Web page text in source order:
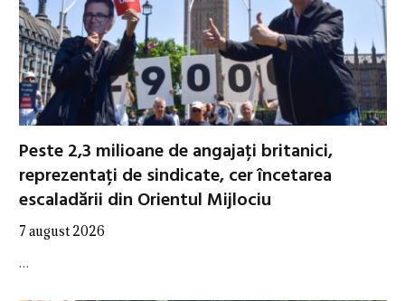
Peste 2,3 milioane de angajați britanici,
reprezentați de sindicate, cer încetarea
escaladării din Orientul Mijlociu
7 august 2026
…